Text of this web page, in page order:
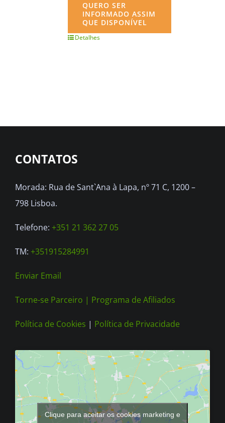
QUERO SER
INFORMADO ASSIM
QUE DISPONÍVEL
Detalhes
CONTATOS
Morada: Rua de Sant`Ana à Lapa, nº 71 C, 1200 –
798 Lisboa.
Telefone: +351 21 362 27 05
TM: +351915284991
Enviar Email
Torne-se Parceiro | Programa de Afiliados
Política de Cookies | Política de Privacidade
Clique para aceitar os cookies marketing e